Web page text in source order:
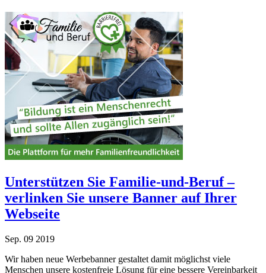
Unterstützen Sie Familie-und-Beruf –
verlinken Sie unsere Banner auf Ihrer
Webseite
Sep. 09 2019
Wir haben neue Werbebanner gestaltet damit möglichst viele
Menschen unsere kostenfreie Lösung für eine bessere Vereinbarkeit